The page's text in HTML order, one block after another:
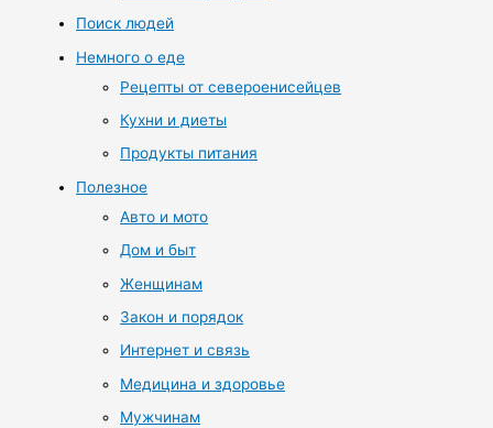
Поиск людей
Немного о еде
Рецепты от североенисейцев
Кухни и диеты
Продукты питания
Полезное
Авто и мото
Дом и быт
Женщинам
Закон и порядок
Интернет и связь
Медицина и здоровье
Мужчинам